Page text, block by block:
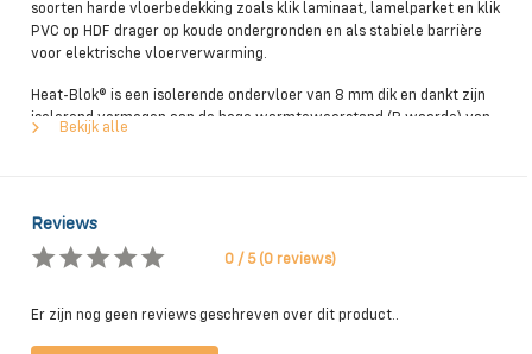
soorten harde vloerbedekking zoals klik laminaat, lamelparket en klik
PVC op HDF drager op koude ondergronden en als stabiele barrière
voor elektrische vloerverwarming.
Heat-Blok® is een isolerende ondervloer van 8 mm dik en dankt zijn
isolerend vermogen aan de hoge warmteweerstand (R waarde) van
(zoals vinyl, kurk, PVC-stroken en linoleum). In dat geval wordt Heat-
Blok® gecombineerd met Jumpax® Basic. Deze twee ondervloeren
samen noemen we Jumpax® Heat Isolator. Niet alleen de
Jumpax® Heat Isolator optimaal naar boven weerkaatst. Ook waar
Bekijk alle
Reviews
0 / 5 (0 reviews)
Er zijn nog geen reviews geschreven over dit product..